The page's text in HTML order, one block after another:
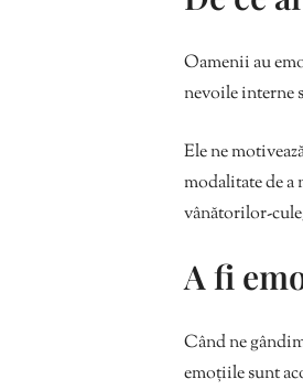
Oamenii au
nevoile interne
Ele ne
modalitate de a
vânătorilor-
A fi
Când ne
emoțiile sunt